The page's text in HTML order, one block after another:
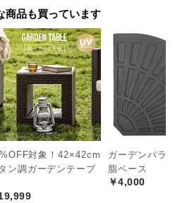
人気の秘密
ビーや店舗など様々なシー
品かつ人間味溢れる空間
商品も買っています
対象！42×42cm
ン調ガーデンテーブ
ガーデンパラ
脂ベース
￥4,000